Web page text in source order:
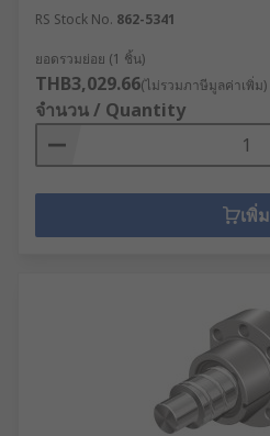
RS Stock No. 862-5341
ยอดรวมย่อย (1 ชิ้น)
THB3,029.66(ไม่รวมภาษีมูลค่าเพิ่ม)
จำนวน / Quantity
เพิ่ม